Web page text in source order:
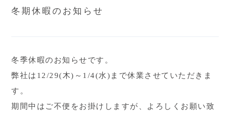
冬期休暇のお知らせ
冬季休暇のお知らせです。
弊社は12/29(木)～1/4(水)まで休業させていただきま
す。
期間中はご不便をお掛けしますが、よろしくお願い致